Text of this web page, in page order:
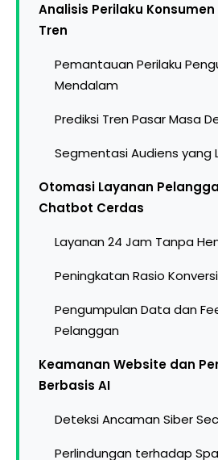
Analisis Perilaku
Tren
Pemantauan Perilaku
Mendalam
Prediksi Tren Pasar Masa
Segmentasi Audiens yang
Otomasi Layanan
Chatbot Cerdas
Layanan 24 Jam Tanpa
Peningkatan Rasio
Pengumpulan Data dan
Pelanggan
Keamanan Website dan
Berbasis AI
Deteksi Ancaman Siber
Perlindungan terhadap